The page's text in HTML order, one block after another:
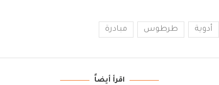
أدوية طرطوس مبادرة
اقرأ أيضاً